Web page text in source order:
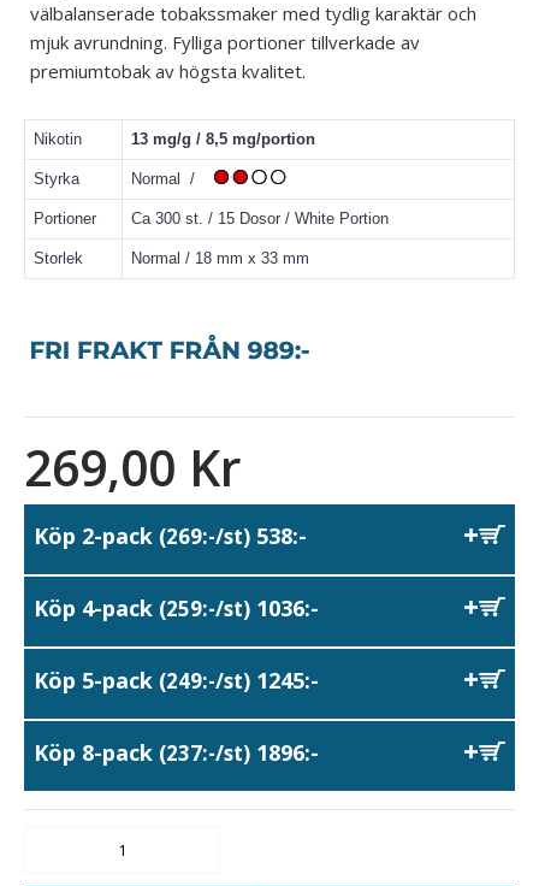
välbalanserade tobakssmaker med tydlig karaktär och
mjuk avrundning. Fylliga portioner tillverkade av
premiumtobak av högsta kvalitet.
Nikotin 13 mg/g / 8,5 mg/portion
Styrka Normal /
Portioner Ca 300 st. / 15 Dosor / White Portion
Storlek Normal / 18 mm x 33 mm
269,00 Kr
Köp 2-pack (269:-/st) 538:-
Köp 4-pack (259:-/st) 1036:-
Köp 5-pack (249:-/st) 1245:-
Köp 8-pack (237:-/st) 1896:-